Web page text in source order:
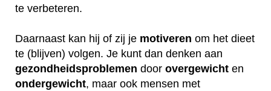
te verbeteren.
Daarnaast kan hij of zij je motiveren om het dieet
te (blijven) volgen. Je kunt dan denken aan
gezondheidsproblemen door overgewicht en
ondergewicht, maar ook mensen met